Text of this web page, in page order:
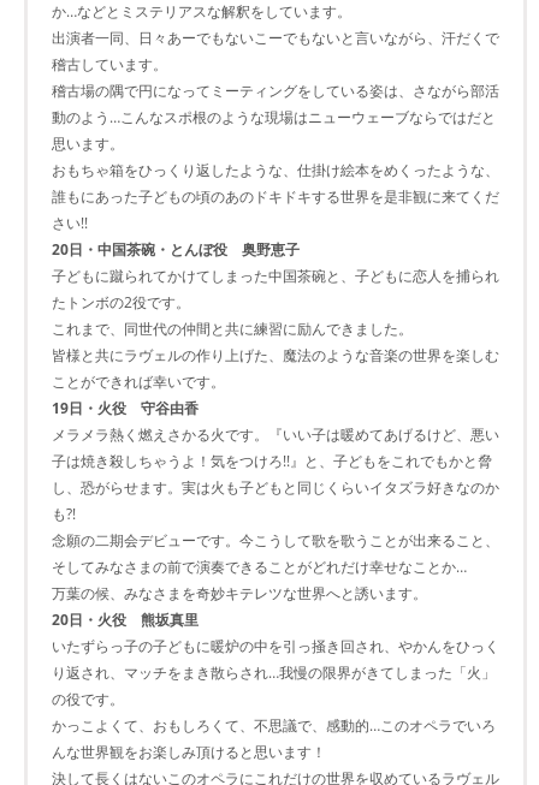
か…などとミステリアスな解釈をしています。
出演者一同、日々あーでもないこーでもないと言いながら、汗だくで
稽古しています。
稽古場の隅で円になってミーティングをしている姿は、さながら部活
動のよう…こんなスポ根のような現場はニューウェーブならではだと
思います。
おもちゃ箱をひっくり返したような、仕掛け絵本をめくったような、
誰もにあった子どもの頃のあのドキドキする世界を是非観に来てくだ
さい!!
20日・中国茶碗・とんぼ役 奥野恵子
子どもに蹴られてかけてしまった中国茶碗と、子どもに恋人を捕られ
たトンボの2役です。
これまで、同世代の仲間と共に練習に励んできました。
皆様と共にラヴェルの作り上げた、魔法のような音楽の世界を楽しむ
ことができれば幸いです。
19日・火役 守谷由香
メラメラ熱く燃えさかる火です。『いい子は暖めてあげるけど、悪い
子は焼き殺しちゃうよ！気をつけろ!!』と、子どもをこれでもかと脅
し、恐がらせます。実は火も子どもと同じくらいイタズラ好きなのか
も?!
念願の二期会デビューです。今こうして歌を歌うことが出来ること、
そしてみなさまの前で演奏できることがどれだけ幸せなことか…
万葉の候、みなさまを奇妙キテレツな世界へと誘います。
20日・火役 熊坂真里
いたずらっ子の子どもに暖炉の中を引っ掻き回され、やかんをひっく
り返され、マッチをまき散らされ…我慢の限界がきてしまった「火」
の役です。
かっこよくて、おもしろくて、不思議で、感動的…このオペラでいろ
んな世界観をお楽しみ頂けると思います！
決して長くはないこのオペラにこれだけの世界を収めているラヴェル